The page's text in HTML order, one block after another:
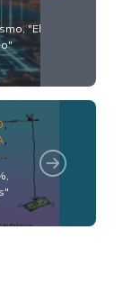
"El
,
,